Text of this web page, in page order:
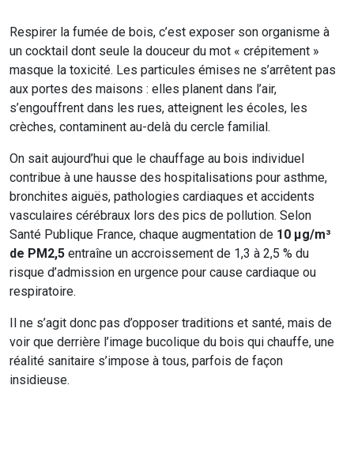
Respirer la fumée de bois, c’est exposer son organisme à
un cocktail dont seule la douceur du mot « crépitement »
masque la toxicité. Les particules émises ne s’arrêtent pas
aux portes des maisons : elles planent dans l’air,
s’engouffrent dans les rues, atteignent les écoles, les
crèches, contaminent au-delà du cercle familial.
On sait aujourd’hui que le chauffage au bois individuel
contribue à une hausse des hospitalisations pour asthme,
bronchites aiguës, pathologies cardiaques et accidents
vasculaires cérébraux lors des pics de pollution. Selon
Santé Publique France, chaque augmentation de 10 μg/m³
de PM2,5 entraîne un accroissement de 1,3 à 2,5 % du
risque d’admission en urgence pour cause cardiaque ou
respiratoire.
Il ne s’agit donc pas d’opposer traditions et santé, mais de
voir que derrière l’image bucolique du bois qui chauffe, une
réalité sanitaire s’impose à tous, parfois de façon
insidieuse.